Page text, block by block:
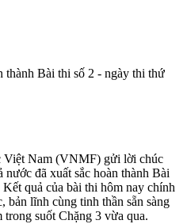
thành Bài thi số 2 - ngày thi thứ
Việt Nam (VNMF) gửi lời chúc
đã xuất sắc hoàn thành Bài
quả của bài thi hôm nay chính
lĩnh cùng tinh thần sẵn sàng
trong suốt Chặng 3 vừa qua.